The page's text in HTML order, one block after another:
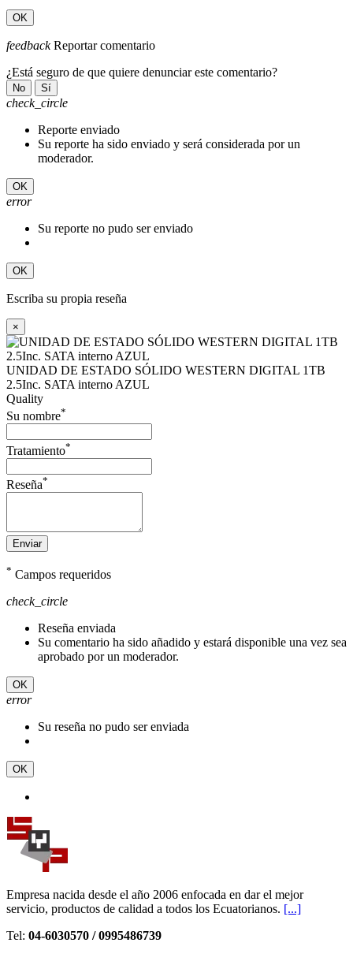
OK
feedback Reportar comentario
¿Está seguro de que quiere denunciar este comentario?
No Sí
check_circle
Reporte enviado
Su reporte ha sido enviado y será considerada por un
moderador.
OK
error
Su reporte no pudo ser enviado
OK
Escriba su propia reseña
×
UNIDAD DE ESTADO SÓLIDO WESTERN DIGITAL 1TB
2.5Inc. SATA interno AZUL
Quality
Su nombre*
Tratamiento*
Reseña*
Enviar
* Campos requeridos
check_circle
Reseña enviada
Su comentario ha sido añadido y estará disponible una vez sea
aprobado por un moderador.
OK
error
Su reseña no pudo ser enviada
OK
Empresa nacida desde el año 2006 enfocada en dar el mejor
servicio, productos de calidad a todos los Ecuatorianos. [...]
Tel: 04-6030570 / 0995486739